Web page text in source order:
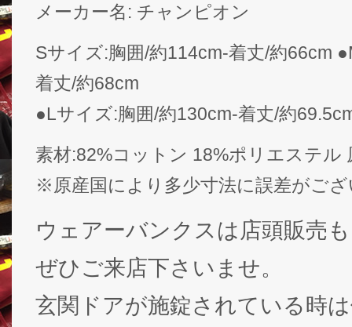
メーカー名: チャンピオン
Sサイズ:胸囲/約114cm-着丈/約66cm
着丈/約68cm
●Lサイズ:胸囲/約130cm-着丈/約
素材:82%コットン 18%ポリエステル
※原産国により多少寸法に誤差がご
ウェアーバンクスは店頭販売
ぜひご来店下さいませ。
玄関ドアが施錠されている時